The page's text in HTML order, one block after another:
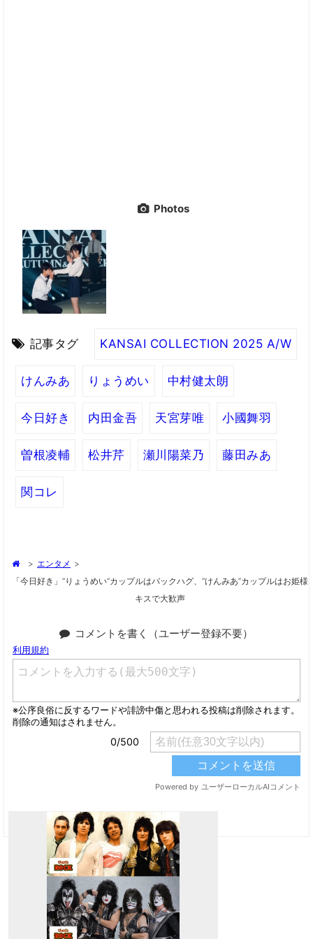
Photos
記事タグ KANSAI COLLECTION 2025 A/W
けんみあ りょうめい 中村健太朗
今日好き 内田金吾 天宮芽唯 小國舞羽
曽根凌輔 松井芹 瀬川陽菜乃 藤田みあ
関コレ
> エンタメ >
「今日好き」“りょうめい”カップルはバックハグ、“けんみあ”カップルはお姫様
キスで大歓声
コメントを書く（ユーザー登録不要）